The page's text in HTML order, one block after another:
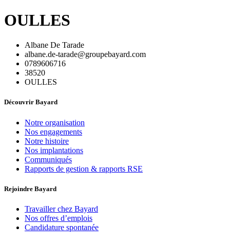
OULLES
Albane De Tarade
albane.de-tarade@groupebayard.com
0789606716
38520
OULLES
Découvrir Bayard
Notre organisation
Nos engagements
Notre histoire
Nos implantations
Communiqués
Rapports de gestion & rapports RSE
Rejoindre Bayard
Travailler chez Bayard
Nos offres d’emplois
Candidature spontanée